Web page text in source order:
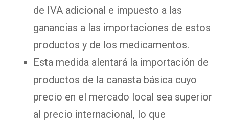
de IVA adicional e impuesto a las
ganancias a las importaciones de estos
productos y de los medicamentos.
Esta medida alentará la importación de
productos de la canasta básica cuyo
precio en el mercado local sea superior
al precio internacional, lo que